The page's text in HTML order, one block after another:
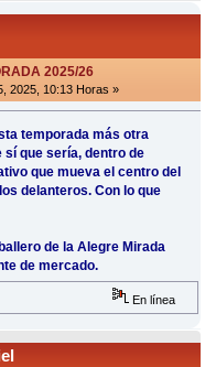
2025/26
2025, 10:13 Horas »
temporada más otra
sí que sería, dentro de
que mueva el centro del
delanteros. Con lo que
de la Alegre Mirada
de mercado.
En línea